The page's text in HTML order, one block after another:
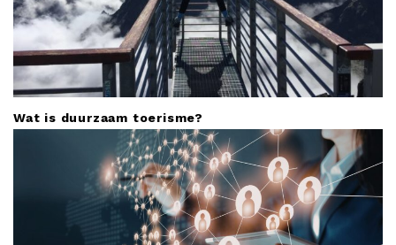
Wat is duurzaam toerisme?